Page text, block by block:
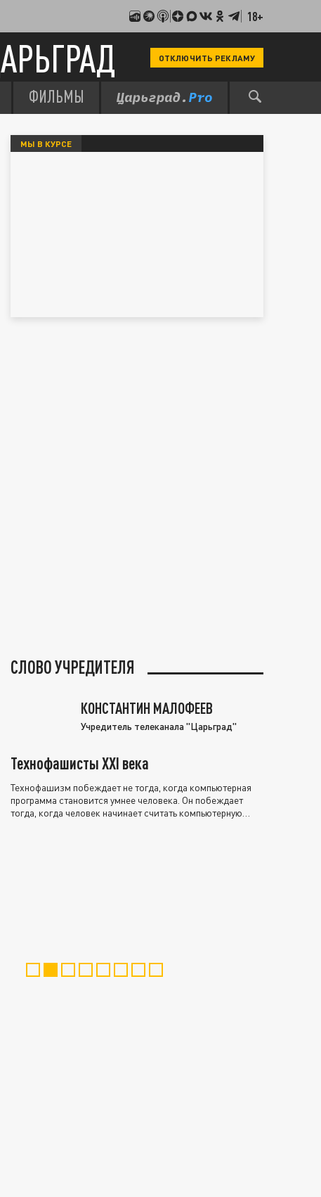
18+
ОТКЛЮЧИТЬ РЕКЛАМУ
ФИЛЬМЫ
МЫ В КУРСЕ
СЛОВО УЧРЕДИТЕЛЯ
КОНСТАНТИН МАЛОФЕЕВ
Учредитель телеканала "Царьград"
Технофашисты XXI века
Технофашизм побеждает не тогда, когда компьютерная
программа становится умнее человека. Он побеждает
тогда, когда человек начинает считать компьютерную